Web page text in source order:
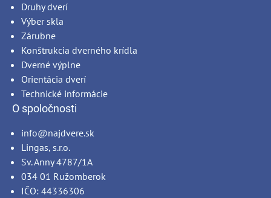
Druhy dverí
Výber skla
Zárubne
Konštrukcia dverného krídla
Dverné výplne
Orientácia dverí
Technické informácie
O spoločnosti
info@najdvere.sk
Lingas, s.r.o.
Sv. Anny 4787/1A
034 01 Ružomberok
IČO: 44336306